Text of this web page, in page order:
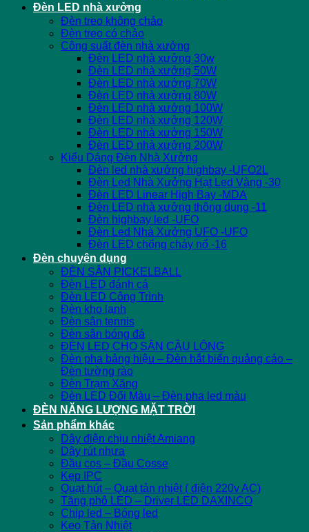
Đèn LED nhà xưởng
Đèn treo không chảo
Đèn treo có chảo
Công suất đèn nhà xưởng
Đèn LED nhà xưởng 30w
Đèn LED nhà xưởng 50W
Đèn LED nhà xưởng 70W
Đèn LED nhà xưởng 80W
Đèn LED nhà xưởng 100W
Đèn LED nhà xưởng 120W
Đèn LED nhà xưởng 150W
Đèn LED nhà xưởng 200W
Kiểu Dáng Đèn Nhà Xưởng
Đèn led nhà xưởng highbay -UFO2L
Đèn Led Nhà Xưởng Hạt Led Vàng -30
Đèn LED Linear High Bay -MDA
Đèn LED nhà xưởng thông dụng -11
Đèn highbay led -UFO
Đèn Led Nhà Xưởng UFO -UFO
Đèn LED chống cháy nổ -16
Đèn chuyên dụng
ĐÈN SÂN PICKELBALL
Đèn LED đánh cá
Đèn LED Công Trình
Đèn kho lạnh
Đèn sân tennis
Đèn sân bóng đá
ĐÈN LED CHO SÂN CẦU LÔNG
Đèn pha bảng hiệu – Đèn hắt biển quảng cáo –
Đèn tường rào
Đèn Trạm Xăng
Đèn LED Đổi Màu – Đèn pha led màu
ĐÈN NĂNG LƯỢNG MẶT TRỜI
Sản phẩm khác
Dây điện chịu nhiệt Amiang
Dây rút nhựa
Đầu cos – Đầu Cosse
Kẹp IPC
Quạt hút – Quạt tản nhiệt ( điện 220v AC)
Tăng phô LED – Driver LED DAXINCO
Chip led – Bóng led
Keo Tản Nhiệt